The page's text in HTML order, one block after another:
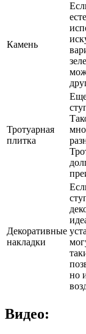
Камень
Тротуарная
плитка
Декоративные
накладки
но
Видео: